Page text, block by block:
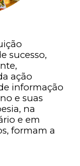
sucesso,
ação
informação
e suas
na
e em
formam a